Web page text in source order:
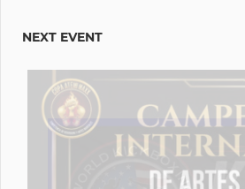
NEXT EVENT